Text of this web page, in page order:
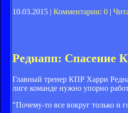
10.03.2015 | Комментарии: 0 |
Реднапп: Спасение
Главный тренер КПР Харри
лиге команде нужно упорно
"Почему-то все вокруг только и